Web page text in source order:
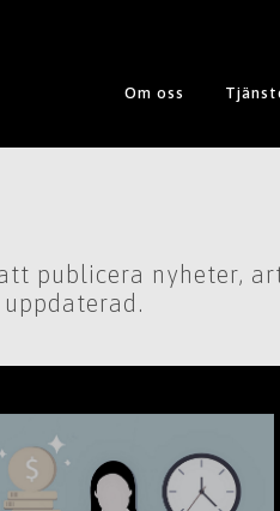
Om oss
publicera nyheter,